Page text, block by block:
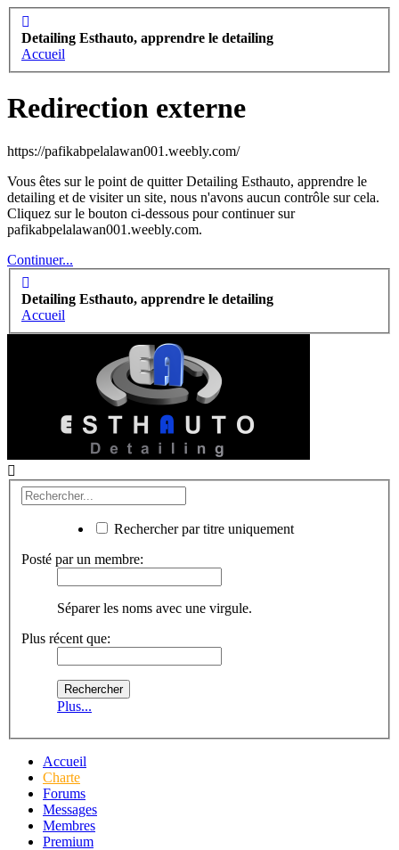
Detailing Esthauto, apprendre le detailing
Accueil
Redirection externe
https://pafikabpelalawan001.weebly.com/
Vous êtes sur le point de quitter Detailing Esthauto, apprendre le
detailing et de visiter un site, nous n'avons aucun contrôle sur cela.
Cliquez sur le bouton ci-dessous pour continuer sur
pafikabpelalawan001.weebly.com.
Continuer...
Detailing Esthauto, apprendre le detailing
Accueil
Rechercher par titre uniquement
Posté par un membre:
Séparer les noms avec une virgule.
Plus récent que:
Plus...
Accueil
Charte
Forums
Messages
Membres
Premium